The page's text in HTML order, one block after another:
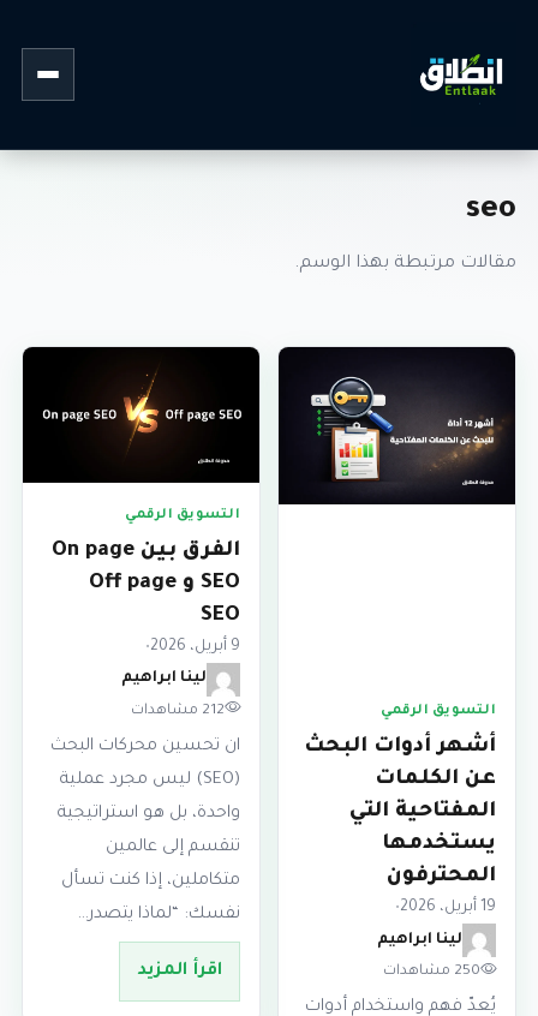
القائمة
seo
مقالات مرتبطة بهذا الوسم.
التسويق الرقمي
أشهر أدوات البحث
عن الكلمات
المفتاحية التي
يستخدمها
المحترفون
19 أبريل، 2026
•
لينا ابراهيم
250 مشاهدات
يُعدّ فهم واستخدام أدوات
التسويق الرقمي
الفرق بين On page
SEO و Off page
SEO
9 أبريل، 2026
•
لينا ابراهيم
212 مشاهدات
ان تحسين محركات البحث
(SEO) ليس مجرد عملية
واحدة، بل هو استراتيجية
تنقسم إلى عالمين
متكاملين، إذا كنت تسأل
نفسك: “لماذا يتصدر…
اقرأ المزيد